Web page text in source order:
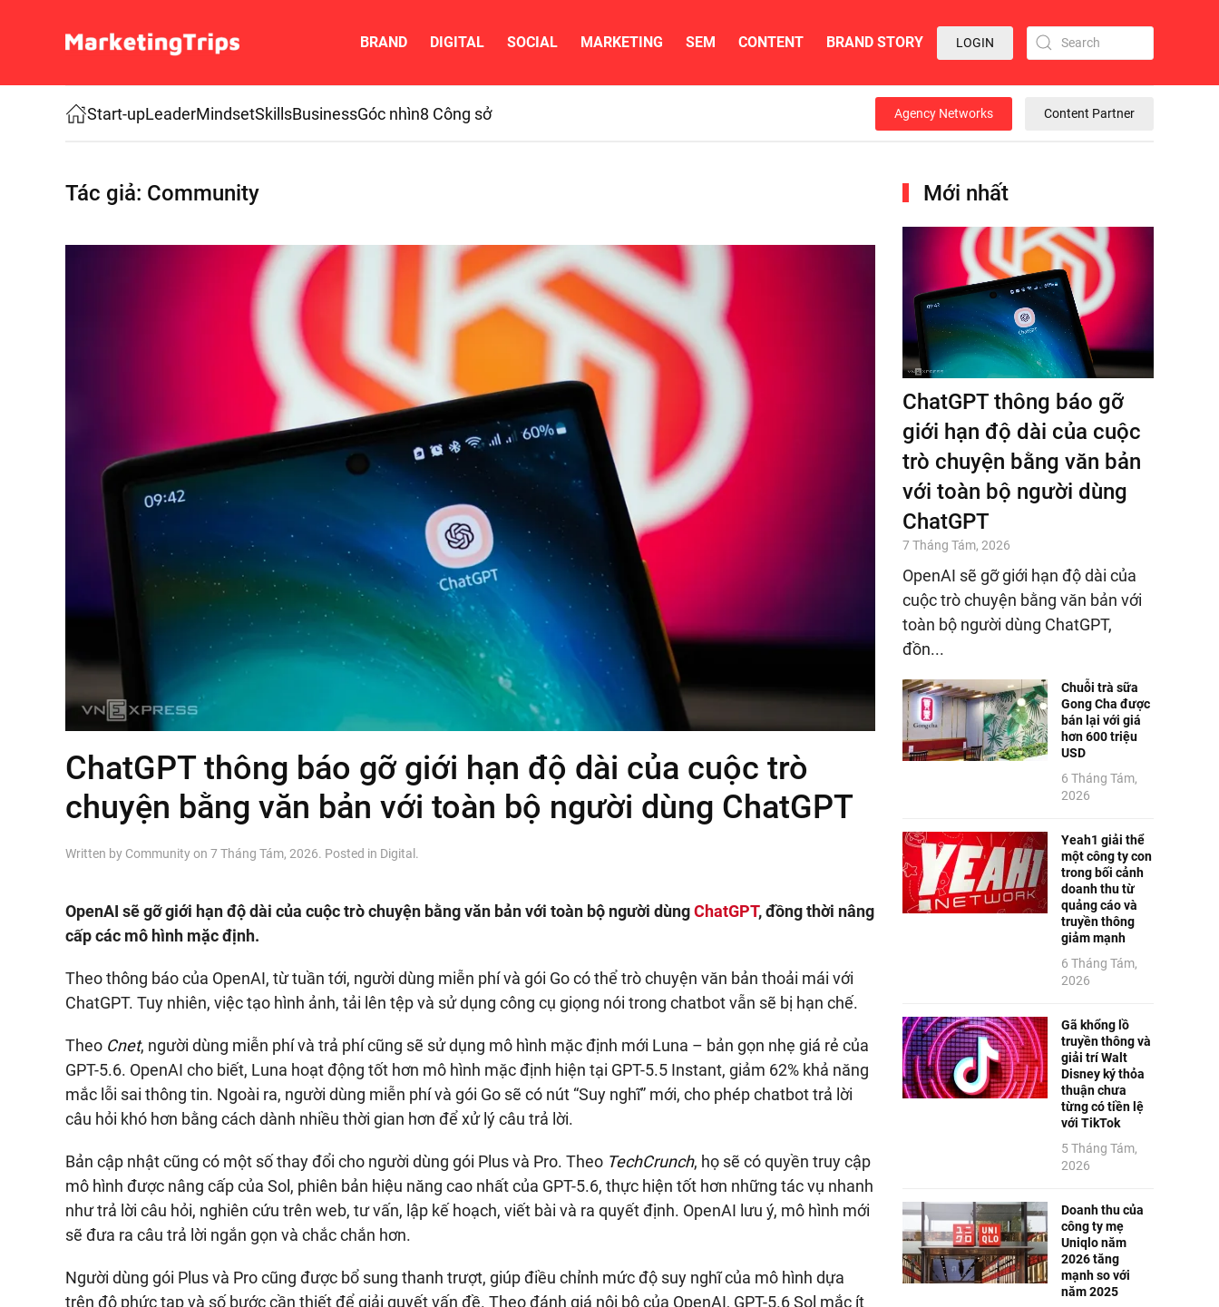
Skip to main content
BRAND DIGITAL SOCIAL MARKETING SEM CONTENT BRAND STORY LOGIN
Start-upLeaderMindsetSkillsBusinessGóc nhìn8 Công sở Agency Networks Content Partner
Tác giả: Community
ChatGPT thông báo gỡ giới hạn độ dài của cuộc trò
chuyện bằng văn bản với toàn bộ người dùng ChatGPT
Written by Communityon 7 Tháng Tám, 2026. Posted in Digital.
OpenAI sẽ gỡ giới hạn độ dài của cuộc trò chuyện bằng văn bản với toàn bộ người dùngChatGPT, đồng thời nâng
cấp các mô hình mặc định.
Theo thông báo của OpenAI, từ tuần tới, người dùng miễn phí và gói Go có thể trò chuyện văn bản thoải mái với
ChatGPT. Tuy nhiên, việc tạo hình ảnh, tải lên tệp và sử dụng công cụ giọng nói trong chatbot vẫn sẽ bị hạn chế.
Theo Cnet, người dùng miễn phí và trả phí cũng sẽ sử dụng mô hình mặc định mới Luna – bản gọn nhẹ giá rẻ của
GPT-5.6. OpenAI cho biết, Luna hoạt động tốt hơn mô hình mặc định hiện tại GPT-5.5 Instant, giảm 62% khả năng
mắc lỗi sai thông tin. Ngoài ra, người dùng miễn phí và gói Go sẽ có nút “Suy nghĩ” mới, cho phép chatbot trả lời
câu hỏi khó hơn bằng cách dành nhiều thời gian hơn để xử lý câu trả lời.
Bản cập nhật cũng có một số thay đổi cho người dùng gói Plus và Pro. Theo TechCrunch, họ sẽ có quyền truy cập
mô hình được nâng cấp của Sol, phiên bản hiệu năng cao nhất của GPT-5.6, thực hiện tốt hơn những tác vụ nhanh
như trả lời câu hỏi, nghiên cứu trên web, tư vấn, lập kế hoạch, viết bài và ra quyết định. OpenAI lưu ý, mô hình mới
sẽ đưa ra câu trả lời ngắn gọn và chắc chắn hơn.
Người dùng gói Plus và Pro cũng được bổ sung thanh trượt, giúp điều chỉnh mức độ suy nghĩ của mô hình dựa
trên độ phức tạp và số bước cần thiết để giải quyết vấn đề. Theo đánh giá nội bộ của OpenAI, GPT-5.6 Sol mắc ít
Mới nhất
ChatGPT thông báo gỡ
giới hạn độ dài của cuộc
trò chuyện bằng văn bản
với toàn bộ người dùng
ChatGPT
7 Tháng Tám, 2026
OpenAI sẽ gỡ giới hạn độ dài của
cuộc trò chuyện bằng văn bản với
toàn bộ người dùng ChatGPT,
đồn...
Chuỗi trà sữa
Gong Cha được
bán lại với giá
hơn 600 triệu
USD
6 Tháng Tám,
2026
Yeah1 giải thể
một công ty con
trong bối cảnh
doanh thu từ
quảng cáo và
truyền thông
giảm mạnh
6 Tháng Tám,
2026
Gã khổng lồ
truyền thông và
giải trí Walt
Disney ký thỏa
thuận chưa
từng có tiền lệ
với TikTok
5 Tháng Tám,
2026
Doanh thu của
công ty mẹ
Uniqlo năm
2026 tăng
mạnh so với
năm 2025